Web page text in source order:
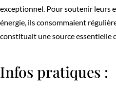
exceptionnel. Pour soutenir leurs
énergie, ils consommaient
constituait une source essentielle
Infos pratiques :